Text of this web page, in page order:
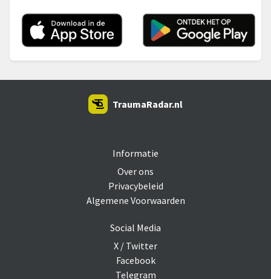
Informatie
Over ons
Privacybeleid
Algemene Voorwaarden
Social Media
X / Twitter
Facebook
Telegram
TraumaRadar.nl